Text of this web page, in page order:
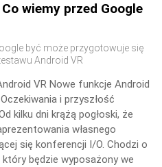
wiemy przed Google
być może przygotowuje się
Android VR
VR Nowe funkcje Android
i przyszłość
kilku dni krążą pogłoski, że
własnego
się konferencji I/O. Chodzi o
będzie wyposażony we